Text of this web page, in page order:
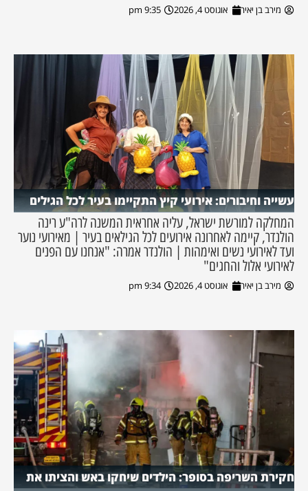
מירב בן יאיר אוגוסט 4, 2026 9:35 pm
עשייה וחיבורים: אירועי קיץ התקיימו בעיר לכל הגילים
המחלקה למורשת ישראל, עליה אחראית המשנה לרה"ע רינה
הולנדר, קיימה לאחרונה אירועים לכל הגילאים בעיר | מאירועי נוער
ועד לאירועי נשים ואימהות | הולנדר אמרה: "אנחנו עם הפנים
לאירועי אלול והחגים"
מירב בן יאיר אוגוסט 4, 2026 9:34 pm
חקירת השריפה בסופר: הילדים שיחקו באש והציתו את